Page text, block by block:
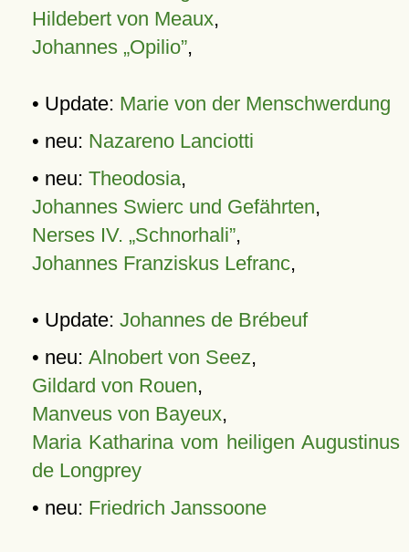
Hildebert von Meaux,
Johannes „Opilio”,
• Update: Marie von der Menschwerdung
• neu: Nazareno Lanciotti
• neu: Theodosia,
Johannes Swierc und Gefährten,
Nerses IV. „Schnorhali”,
Johannes Franziskus Lefranc,
• Update: Johannes de Brébeuf
• neu: Alnobert von Seez,
Gildard von Rouen,
Manveus von Bayeux,
Maria Katharina vom heiligen Augustinus
de Longprey
• neu: Friedrich Janssoone